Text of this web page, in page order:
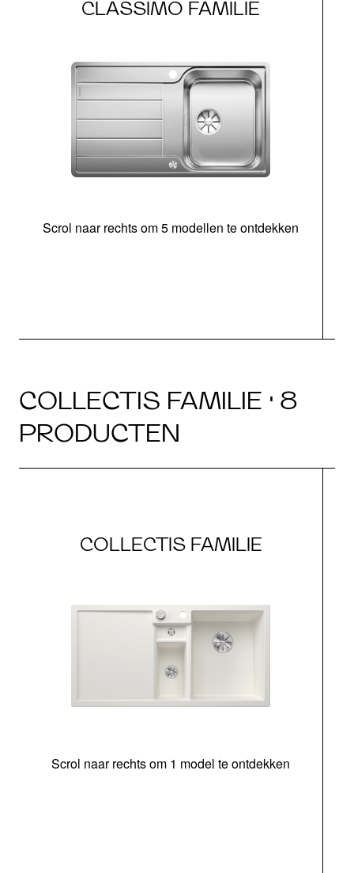
CLASSIMO FAMILIE
Scrol naar rechts om 5 modellen te ontdekken
COLLECTIS FAMILIE · 8
PRODUCTEN
COLLECTIS FAMILIE
Scrol naar rechts om 1 model te ontdekken